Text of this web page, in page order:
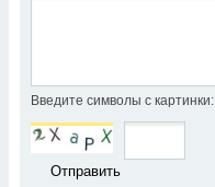
Введите символы с картинки: